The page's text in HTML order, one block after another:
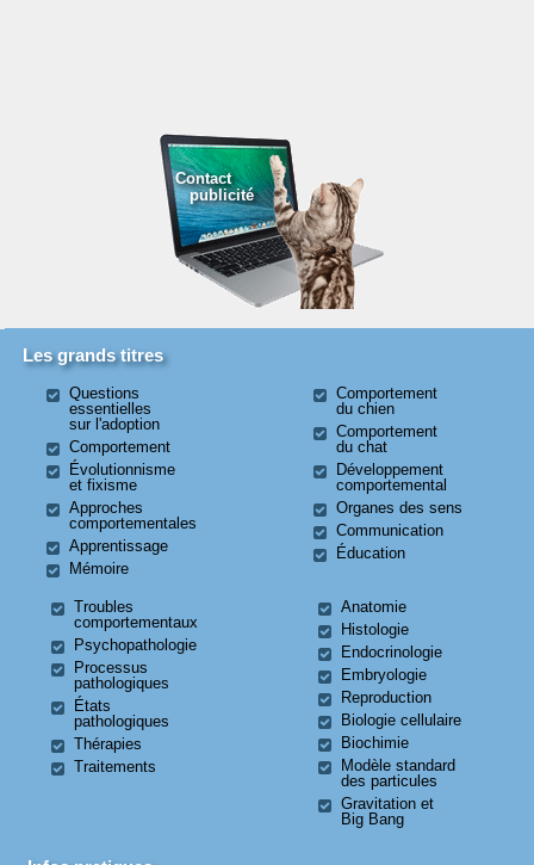
Contact
publicité
Les grands titres
Questions
essentielles
sur l'adoption
Comportement
Évolutionnisme
et fixisme
Approches
comportementales
Apprentissage
Mémoire
Comportement
du chien
Comportement
du chat
Développement
comportemental
Organes des sens
Communication
Éducation
Troubles
comportementaux
Psychopathologie
Processus
pathologiques
États
pathologiques
Thérapies
Traitements
Anatomie
Histologie
Endocrinologie
Embryologie
Reproduction
Biologie cellulaire
Biochimie
Modèle standard
des particules
Gravitation et
Big Bang